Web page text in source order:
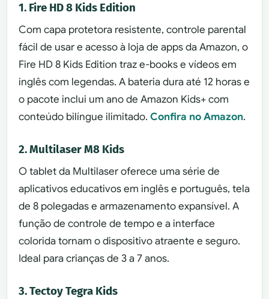
1. Fire HD 8 Kids Edition
Com capa protetora resistente, controle parental
fácil de usar e acesso à loja de apps da Amazon, o
Fire HD 8 Kids Edition traz e-books e vídeos em
inglês com legendas. A bateria dura até 12 horas e
o pacote inclui um ano de Amazon Kids+ com
conteúdo bilíngue ilimitado.Confira no Amazon.
2. Multilaser M8 Kids
O tablet da Multilaser oferece uma série de
aplicativos educativos em inglês e português, tela
de 8 polegadas e armazenamento expansível. A
função de controle de tempo e a interface
colorida tornam o dispositivo atraente e seguro.
Ideal para crianças de 3 a 7 anos.
3. Tectoy Tegra Kids